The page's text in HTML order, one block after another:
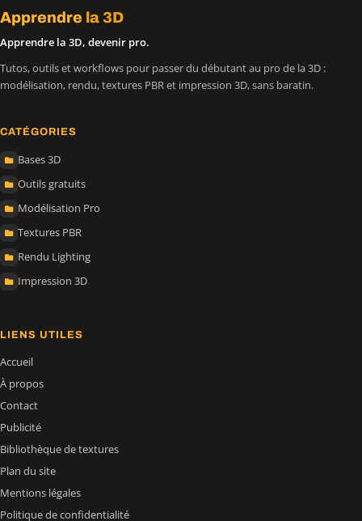
Apprendre la 3D
Apprendre la 3D, devenir pro.
Tutos, outils et workflows pour passer du débutant au pro de la 3D :
modélisation, rendu, textures PBR et impression 3D, sans baratin.
CATÉGORIES
Bases 3D
Outils gratuits
Modélisation Pro
Textures PBR
Rendu Lighting
Impression 3D
LIENS UTILES
Accueil
À propos
Contact
Publicité
Bibliothèque de textures
Plan du site
Mentions légales
Politique de confidentialité